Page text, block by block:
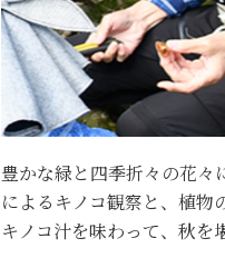
豊かな緑と四季折々の花々
によるキノコ観察と、植
キノコ汁を味わって、秋を